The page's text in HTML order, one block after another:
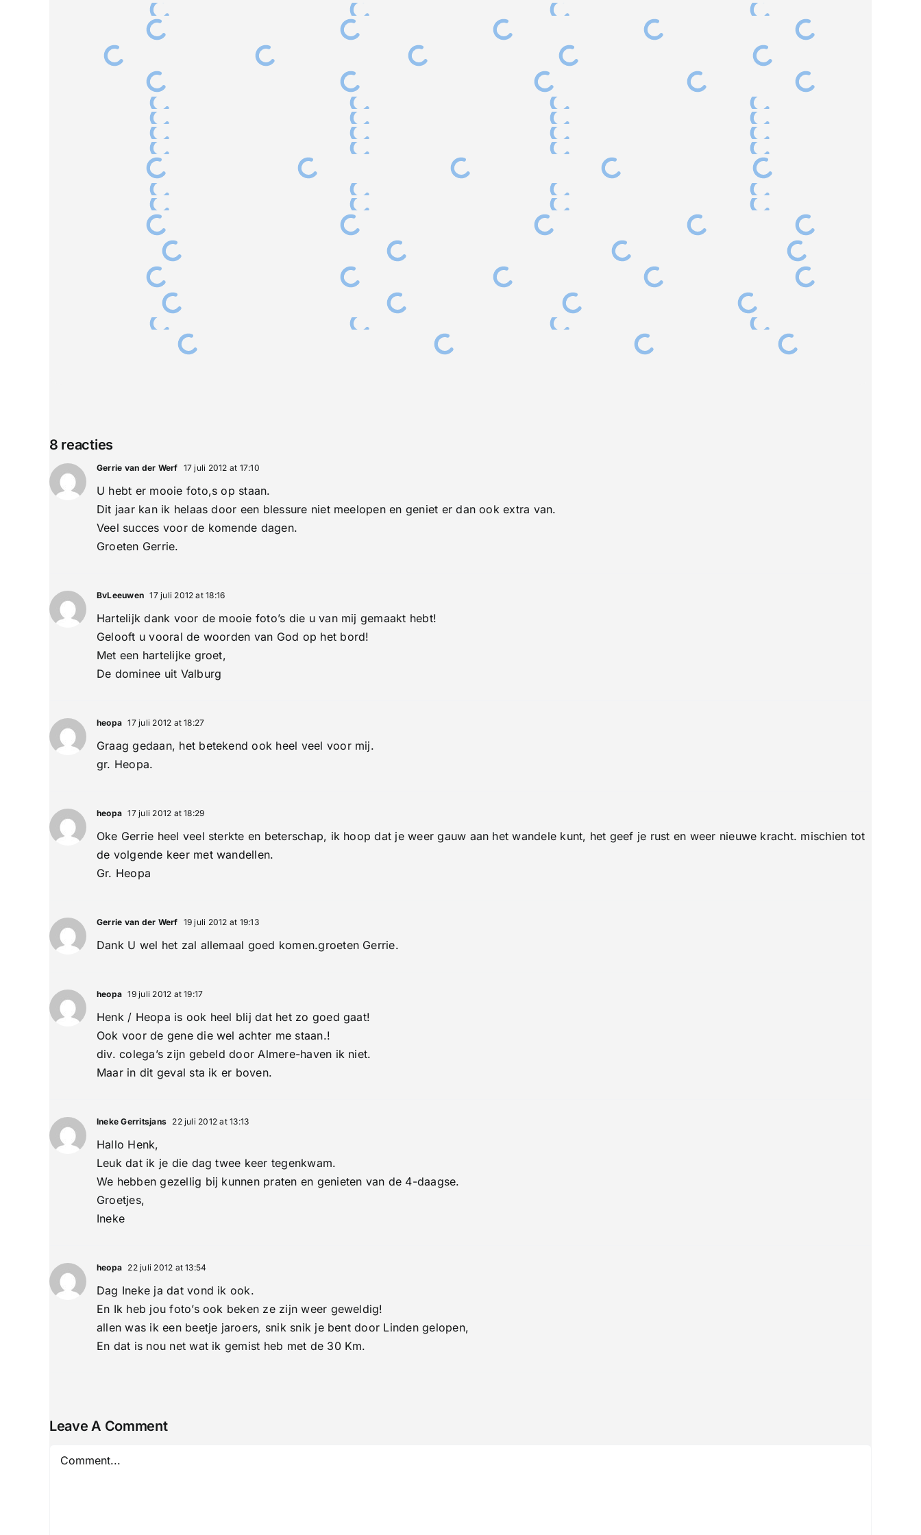
8 reacties
Gerrie van der Werf 17 juli 2012 at 17:10
U hebt er mooie foto,s op staan.
Dit jaar kan ik helaas door een blessure niet meelopen en geniet er dan ook extra van.
Veel succes voor de komende dagen.
Groeten Gerrie.
BvLeeuwen 17 juli 2012 at 18:16
Hartelijk dank voor de mooie foto’s die u van mij gemaakt hebt!
Gelooft u vooral de woorden van God op het bord!
Met een hartelijke groet,
De dominee uit Valburg
heopa 17 juli 2012 at 18:27
Graag gedaan, het betekend ook heel veel voor mij.
gr. Heopa.
heopa 17 juli 2012 at 18:29
Oke Gerrie heel veel sterkte en beterschap, ik hoop dat je weer gauw aan het wandele kunt, het geef je rust en weer nieuwe kracht. mischien tot
de volgende keer met wandellen.
Gr. Heopa
Gerrie van der Werf 19 juli 2012 at 19:13
Dank U wel het zal allemaal goed komen.groeten Gerrie.
heopa 19 juli 2012 at 19:17
Henk / Heopa is ook heel blij dat het zo goed gaat!
Ook voor de gene die wel achter me staan.!
div. colega’s zijn gebeld door Almere-haven ik niet.
Maar in dit geval sta ik er boven.
Ineke Gerritsjans 22 juli 2012 at 13:13
Hallo Henk,
Leuk dat ik je die dag twee keer tegenkwam.
We hebben gezellig bij kunnen praten en genieten van de 4-daagse.
Groetjes,
Ineke
heopa 22 juli 2012 at 13:54
Dag Ineke ja dat vond ik ook.
En Ik heb jou foto’s ook beken ze zijn weer geweldig!
allen was ik een beetje jaroers, snik snik je bent door Linden gelopen,
En dat is nou net wat ik gemist heb met de 30 Km.
Leave A Comment
Comment